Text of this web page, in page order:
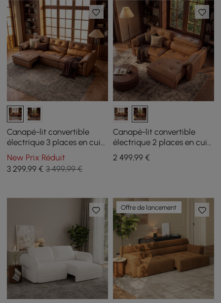
Canapé-lit convertible
électrique 3 places en cuir
véritable de 320 cm avec
appuie-têtes réglables
New Prix Réduit
3 299,99 € 3 499,99 €
Canapé-lit convertible
électrique 2 places en cuir
véritable de 222 cm avec
têtières réglables
2 499,99€
Offre de lancement